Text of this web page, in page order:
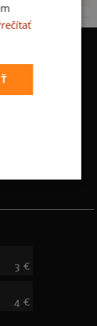
3 €
4 €